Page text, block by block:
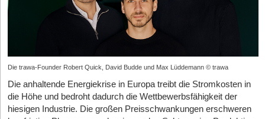
Die trawa-Founder Robert Quick, David Budde und Max Lüddemann © trawa
Die anhaltende Energiekrise in Europa treibt die Stromkosten in
die Höhe und bedroht dadurch die Wettbewerbsfähigkeit der
hiesigen Industrie. Die großen Preisschwankungen erschweren